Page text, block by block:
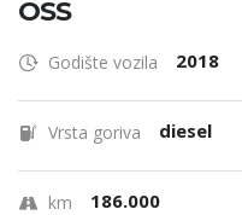
OSS
Godište vozila 2018
Vrsta goriva diesel
km 186.000